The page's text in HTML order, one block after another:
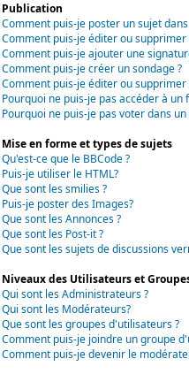
Publication
Comment puis-je poster un sujet
Comment puis-je éditer ou supprimer
Comment puis-je ajouter une
Comment puis-je créer un sondage ?
Comment puis-je éditer ou supprimer
Pourquoi ne puis-je pas accéder à un
Pourquoi ne puis-je pas voter dans un
Mise en forme et types de sujets
Qu'est-ce que le BBCode ?
Puis-je utiliser le HTML?
Que sont les smilies ?
Puis-je poster des Images?
Que sont les Annonces ?
Que sont les Post-it ?
Que sont les sujets de discussions
Niveaux des Utilisateurs et
Qui sont les Administrateurs ?
Qui sont les Modérateurs?
Que sont les groupes d'utilisateurs ?
Comment puis-je joindre un groupe
Comment puis-je devenir le